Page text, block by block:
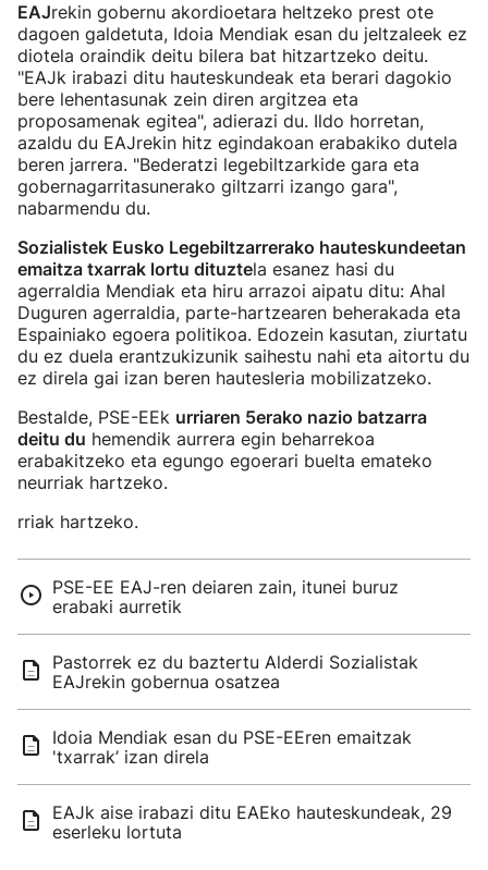
EAJrekin gobernu akordioetara heltzeko prest ote
dagoen galdetuta, Idoia Mendiak esan du jeltzaleek ez
diotela oraindik deitu bilera bat hitzartzeko deitu.
"EAJk irabazi ditu hauteskundeak eta berari dagokio
bere lehentasunak zein diren argitzea eta
proposamenak egitea", adierazi du. Ildo horretan,
azaldu du EAJrekin hitz egindakoan erabakiko dutela
beren jarrera. "Bederatzi legebiltzarkide gara eta
gobernagarritasunerako giltzarri izango gara",
nabarmendu du.
Sozialistek Eusko Legebiltzarrerako hauteskundeetan
emaitza txarrak lortu dituztela esanez hasi du
agerraldia Mendiak eta hiru arrazoi aipatu ditu: Ahal
Duguren agerraldia, parte-hartzearen beherakada eta
Espainiako egoera politikoa. Edozein kasutan, ziurtatu
du ez duela erantzukizunik saihestu nahi eta aitortu du
ez direla gai izan beren hautesleria mobilizatzeko.
Bestalde, PSE-EEk urriaren 5erako nazio batzarra
deitu du hemendik aurrera egin beharrekoa
erabakitzeko eta egungo egoerari buelta emateko
neurriak hartzeko.
rriak hartzeko.
PSE-EE EAJ-ren deiaren zain, itunei buruz
erabaki aurretik
Pastorrek ez du baztertu Alderdi Sozialistak
EAJrekin gobernua osatzea
Idoia Mendiak esan du PSE-EEren emaitzak
'txarrak’ izan direla
EAJk aise irabazi ditu EAEko hauteskundeak, 29
eserleku lortuta